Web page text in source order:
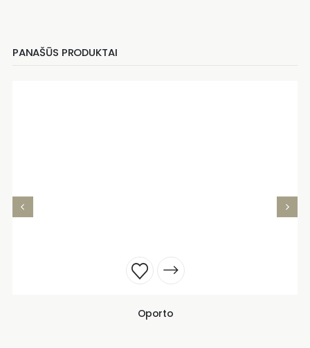
PANAŠŪS PRODUKTAI
Oporto